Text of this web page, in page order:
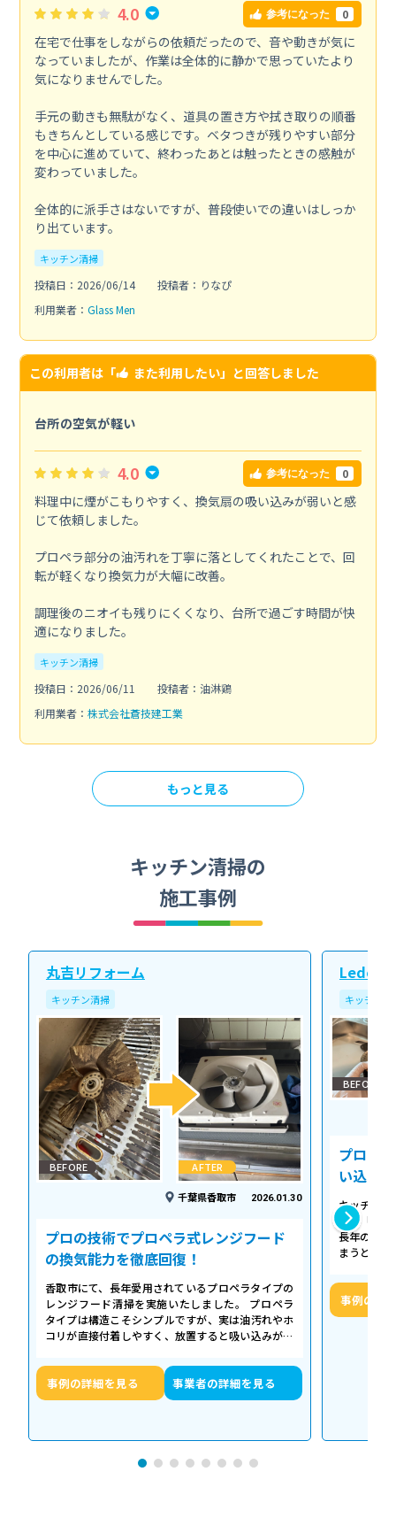
4.0 参考になった 0
在宅で仕事をしながらの依頼だったので、音や動きが気に
なっていましたが、作業は全体的に静かで思っていたより
気になりませんでした。
手元の動きも無駄がなく、道具の置き方や拭き取りの順番
もきちんとしている感じです。ベタつきが残りやすい部分
を中心に進めていて、終わったあとは触ったときの感触が
変わっていました。
全体的に派手さはないですが、普段使いでの違いはしっか
り出ています。
キッチン清掃
投稿日：2026/06/14
投稿者：りなぴ
利用業者： Glass Men
この利用者は「 また利用したい」と回答しました
台所の空気が軽い
4.0 参考になった 0
料理中に煙がこもりやすく、換気扇の吸い込みが弱いと感
じて依頼しました。
プロペラ部分の油汚れを丁寧に落としてくれたことで、回
転が軽くなり換気力が大幅に改善。
調理後のニオイも残りにくくなり、台所で過ごす時間が快
適になりました。
キッチン清掃
投稿日：2026/06/11
投稿者：油淋鶏
利用業者： 株式会社蒼技建工業
もっと見る
キッチン清掃の
施工事例
丸吉リフォーム
キッチン清掃
BEFORE AFTER
千葉県香取市 2026.01.30
プロの技術でプロペラ式レンジフード
の換気能力を徹底回復！
香取市にて、長年愛用されているプロペラタイプの
レンジフード清掃を実施いたしました。 プロペラ
タイプは構造こそシンプルですが、実は油汚れやホ
コリが直接付着しやすく、放置すると吸い込みが悪
事例の詳細を見る 事業者の詳細を見る
Ledope
キッチン清
BEFORE
プロの
い込み
キッチン
える「シ
長年の調
まうとご
事例の詳